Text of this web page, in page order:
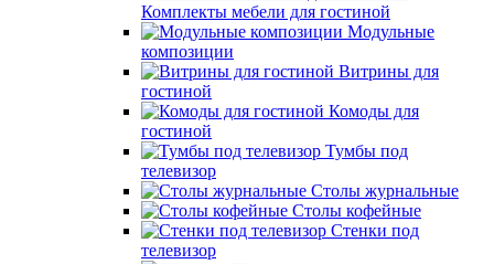
Комплекты мебели для гостиной
Модульные
композиции
Витрины для
гостиной
Комоды для
гостиной
Тумбы под
телевизор
Столы журнальные
Столы кофейные
Стенки под
телевизор